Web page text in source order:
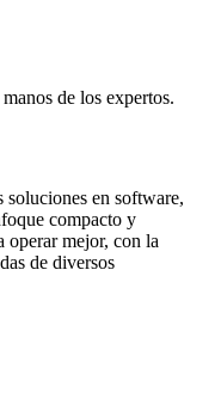
de los expertos.
soluciones en software,
compacto y
operar mejor, con la
de diversos